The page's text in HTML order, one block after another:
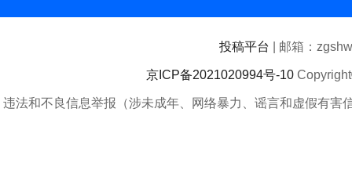
投稿平台 | 邮箱：
京ICP备2021020994号-10
违法和不良信息举报（涉未成年、网络暴力、谣言和虚假有